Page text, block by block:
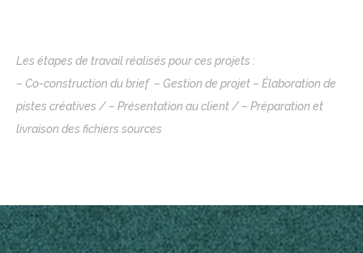
Les étapes de travail réalisés pour ces projets :
– Co-construction du brief – Gestion de projet – Élaboration de
pistes créatives / – Présentation au client / – Préparation et
livraison des fichiers sources